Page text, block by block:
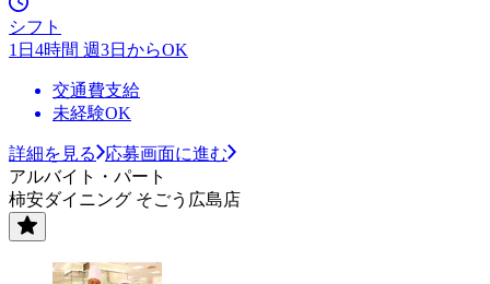
シフト
1日4時間 週3日からOK
交通費支給
未経験OK
詳細を見る
応募画面に進む
アルバイト・パート
柿安ダイニング そごう広島店